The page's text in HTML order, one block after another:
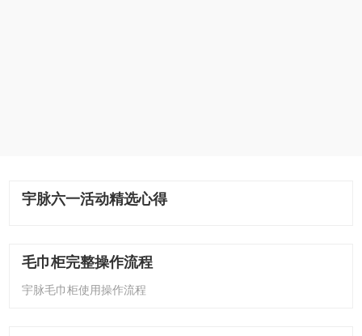
宇脉六一活动精选心得
毛巾柜完整操作流程
宇脉毛巾柜使用操作流程